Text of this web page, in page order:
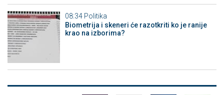
08:34 Politika
Biometrija i skeneri će razotkriti ko je ranije
krao na izborima?